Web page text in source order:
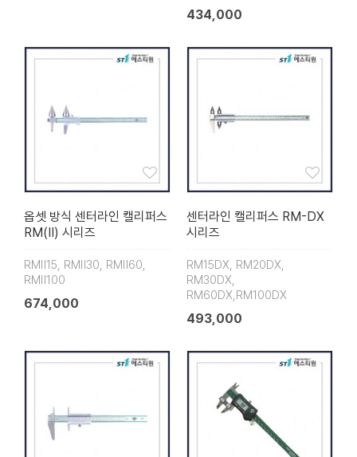
434,000
옵셋 방식 센터라인 캘리퍼스
RM(Ⅱ) 시리즈
RMⅡ15, RMⅡ30, RMⅡ60,
RMⅡ100
674,000
센터라인 캘리퍼스 RM-DX
시리즈
RM15DX, RM20DX,
RM30DX,
RM60DX,RM100DX
493,000